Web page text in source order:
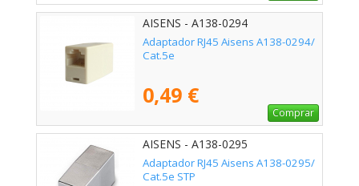
AISENS - A138-0294
Adaptador RJ45 Aisens A138-0294/
Cat.5e
0,49 €
Comprar
AISENS - A138-0295
Adaptador RJ45 Aisens A138-0295/
Cat.5e STP